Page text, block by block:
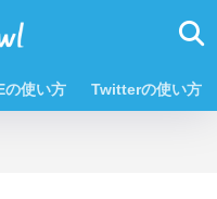
の使い方 Twitterの使い方